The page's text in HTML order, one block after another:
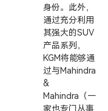
身份。此外，
通过充分利用
其强大的SUV
产品系列，
KGM将能够通
过与Mahindra
&
Mahindra（一
家也专门从事